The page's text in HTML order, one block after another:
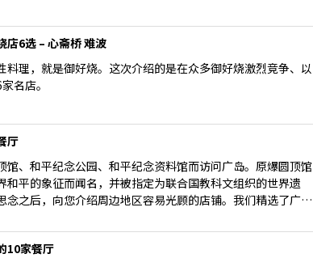
店6选 – 心斋桥 难波
料理，就是御好烧。这次介绍的是在众多御好烧激烈竞争、以
名店。
厅
馆、和平纪念公园、和平纪念资料馆而访问广岛。原爆圆顶馆
和平的象征而闻名，并被指定为联合国教科文组织的世界遗
念之后，向您介绍周边地区容易光顾的店铺。我们精选了广岛
10家餐厅